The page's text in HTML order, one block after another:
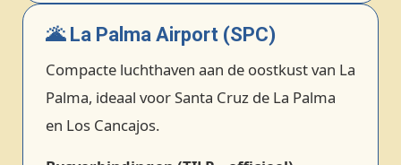
🌋 La Palma Airport (SPC)
Compacte luchthaven aan de oostkust van La
Palma, ideaal voor Santa Cruz de La Palma
en Los Cancajos.